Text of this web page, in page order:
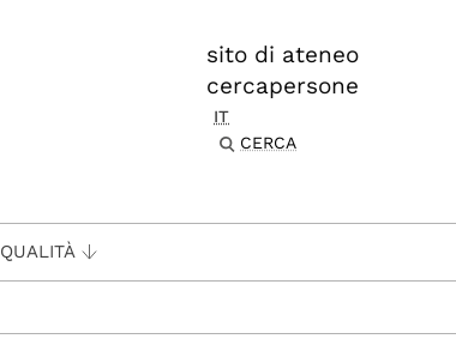
sito di ateneo
cercapersone
IT
CERCA
QUALITÀ